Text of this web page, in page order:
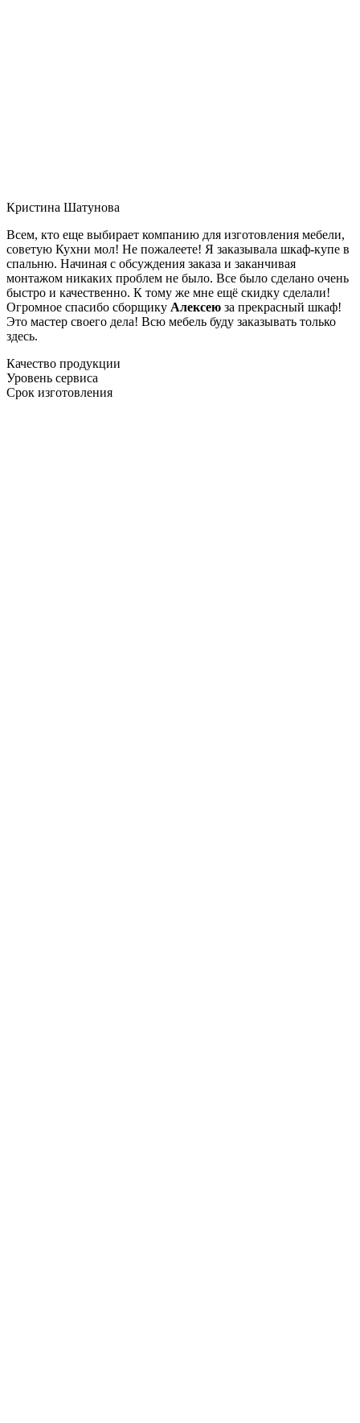
Кристина Шатунова
Всем, кто еще выбирает компанию для изготовления мебели,
советую Кухни мол! Не пожалеете! Я заказывала шкаф-купе в
спальню. Начиная с обсуждения заказа и заканчивая
монтажом никаких проблем не было. Все было сделано очень
быстро и качественно. К тому же мне ещё скидку сделали!
Огромное спасибо сборщику Алексею за прекрасный шкаф!
Это мастер своего дела! Всю мебель буду заказывать только
здесь.
Качество продукции
Уровень сервиса
Срок изготовления